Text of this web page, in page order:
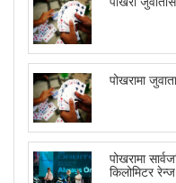
पोखरामा
पोखरामा
किलोमिटर